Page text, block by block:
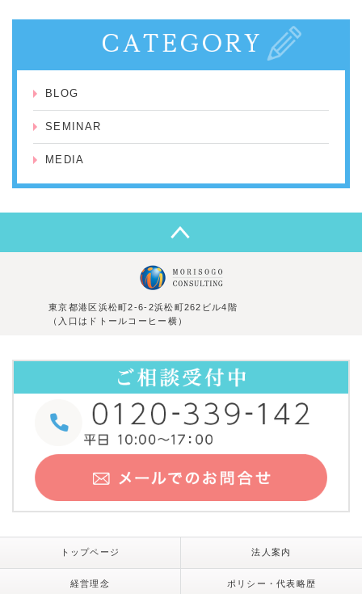
BLOG
SEMINAR
MEDIA
東京都港区浜松町2-6-2浜松町262ビル4階
（入口はドトールコーヒー横）
トップページ 法人案内
経営理念 ポリシー・代表略歴